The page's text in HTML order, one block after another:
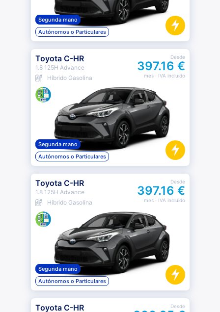
Segunda mano
Autónomos o Particulares
Toyota C-HR
1.8 125H Advance
Híbrido Gasolina
Desde
397.16 €
mes· IVA incluido
Segunda mano
Autónomos o Particulares
Toyota C-HR
1.8 125H Advance
Híbrido Gasolina
Desde
397.16 €
mes· IVA incluido
Segunda mano
Autónomos o Particulares
Toyota C-HR Desde